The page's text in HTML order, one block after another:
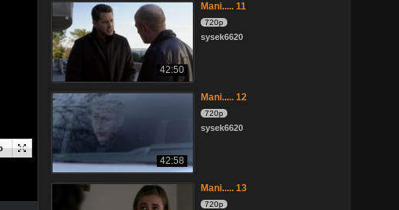
42:50
Mani..... 11
720p
sysek6620
42:58
Mani..... 12
720p
sysek6620
Mani..... 13
720p